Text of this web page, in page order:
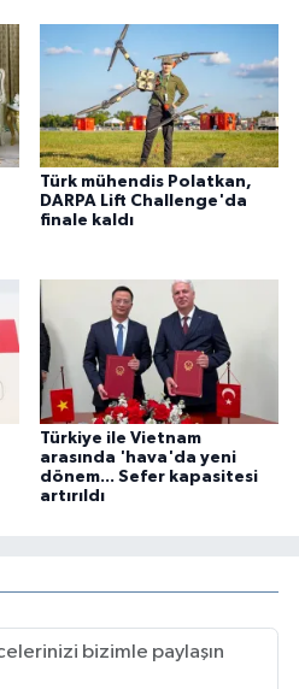
Türk mühendis Polatkan,
DARPA Lift Challenge'da
finale kaldı
Türkiye ile Vietnam
arasında 'hava'da yeni
dönem... Sefer kapasitesi
artırıldı